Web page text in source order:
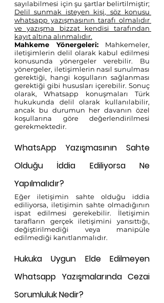
Delil sunmak isteyen kişi, söz konusu
whatsapp yazışmasının tarafı olmalıdır
ve yazışma bizzat kendisi tarafından
kayıt altına alınmalıdır.
Mahkeme Yönergeleri: Mahkemeler,
iletişimlerin delil olarak kabul edilmesi
konusunda yönergeler verebilir. Bu
yönergeler, iletişimlerin nasıl sunulması
gerektiği, hangi koşulların sağlanması
gerektiği gibi hususları içerebilir. Sonuç
olarak, Whatsapp konuşmaları Türk
hukukunda delil olarak kullanılabilir,
ancak bu durumun her davanın özel
koşullarına göre değerlendirilmesi
gerekmektedir.
WhatsApp Yazışmasının Sahte
Olduğu İddia Ediliyorsa Ne
Yapılmalıdır?
Eğer iletişimin sahte olduğu iddia
ediliyorsa, iletişimin sahte olmadığının
ispat edilmesi gerekebilir. İletişimin
tarafların gerçek iletişimini yansıttığı,
değiştirilmediği veya manipüle
edilmediği kanıtlanmalıdır.
Hukuka Uygun Elde Edilmeyen
Whatsapp Yazışmalarında Cezai
Sorumluluk Nedir?